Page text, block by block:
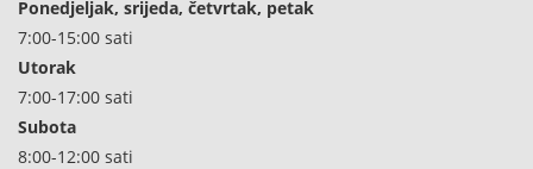
Ponedjeljak, srijeda, četvrtak, petak
7:00-15:00 sati
Utorak
7:00-17:00 sati
Subota
8:00-12:00 sati